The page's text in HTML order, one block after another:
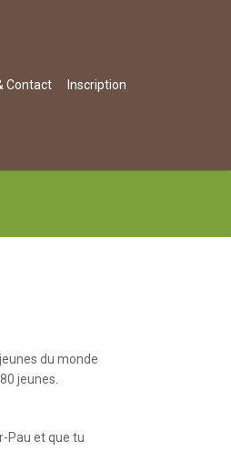
Contact Inscription
du monde
jeunes.
Pau et que tu